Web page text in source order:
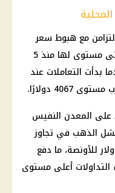
مع هبوط سعر
الأونصة عالميًا بنسبة 1%، لتسجل أدنى مستوى لها منذ 5
بعدما بدأت التعاملات عند
على المعدن النفيس
الذهب في تجاوز
المقاومة المهم عند 4200 دولار للأونصة، ما دفع
التداولات أعلى مستوى